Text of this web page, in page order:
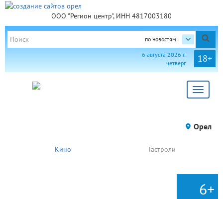
ООО "Регион центр", ИНН 4817003180
по новостям
18+
6 августа 2026 г.
четверг
Toggle
Орел
Кино Гастроли
6+